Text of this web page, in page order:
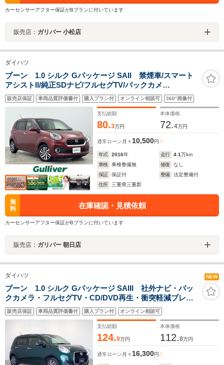
カーセンサーアフター保証がBプランに付いています
販売店： ガリバー 小松店
ダイハツ
ブーン 1.0 シルク Gパッケージ SAII 禁煙車/スマート
アシストII/純正SDナビ/フルセグTV/バックカメ
ラ/ETC/LEDオートライト/LEDフォグランプ/純正14イン
チAW/ウィンカーミラー/電動格納ミラー/アイドリングス
トップ
販売店保証 車両品質評価書付 購入プラン付 オンライン相談可 360°画像付
支払総額
80.3万円
本体価格
72.4万円
通常ローン 月々 10,500円
年式 2016年 走行 4.1万km
車検
車検整備無 修復
なし
保証
保証付 整備
法定整備付
住所
三重県三重郡
無
料
在庫確認・見積依頼
カーセンサーアフター保証がBプランに付いています
販売店： ガリバー 朝日店
ダイハツ NEW
ブーン 1.0 シルク Gパッケージ SAIII 社外ナビ・バッ
クカメラ・フルセグTV・CD/DVD再生・衝突軽減ブレー
キ・LEDヘッドライト・スマートキー・純正AW・
Bluetooth・ETC・ドライブレコーダー
販売店保証 車両品質評価書付 購入プラン付 オンライン相談可
支払総額
124.9万円
本体価格
112.8万円
通常ローン 月々16,300円